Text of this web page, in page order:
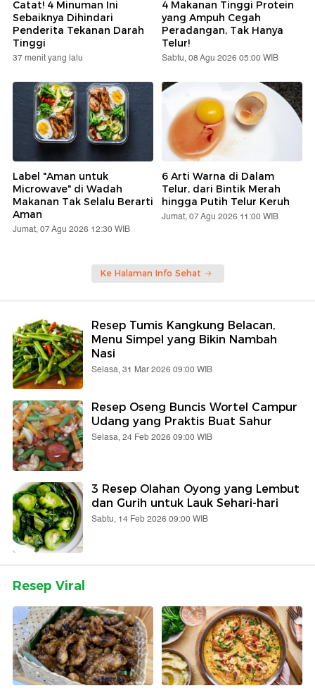
Catat! 4 Minuman Ini
Sebaiknya Dihindari
Penderita Tekanan Darah
Tinggi
37 menit yang lalu
4 Makanan Tinggi Protein
yang Ampuh Cegah
Peradangan, Tak Hanya
Telur!
Sabtu, 08 Agu 2026 05:00 WIB
Label "Aman untuk
Microwave" di Wadah
Makanan Tak Selalu Berarti
Aman
Jumat, 07 Agu 2026 12:30 WIB
6 Arti Warna di Dalam
Telur, dari Bintik Merah
hingga Putih Telur Keruh
Jumat, 07 Agu 2026 11:00 WIB
Ke Halaman Info Sehat
Resep Tumis Kangkung Belacan,
Menu Simpel yang Bikin Nambah
Nasi
Selasa, 31 Mar 2026 09:00 WIB
Resep Oseng Buncis Wortel Campur
Udang yang Praktis Buat Sahur
Selasa, 24 Feb 2026 09:00 WIB
3 Resep Olahan Oyong yang Lembut
dan Gurih untuk Lauk Sehari-hari
Sabtu, 14 Feb 2026 09:00 WIB
Resep Viral